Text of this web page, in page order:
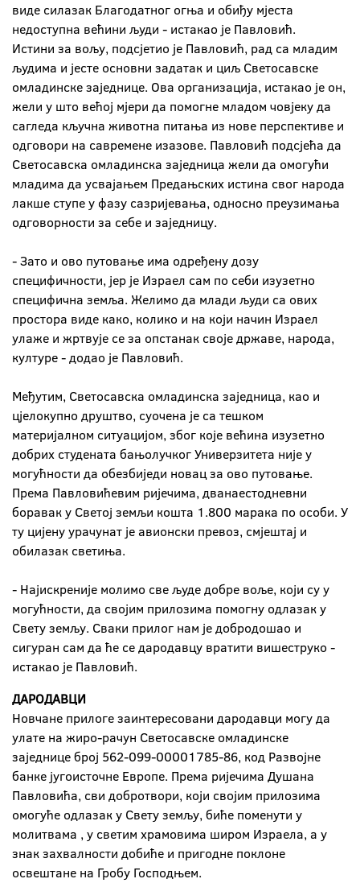
виде силазак Благодатног огња и обиђу мјеста
недоступна већини људи - истакао је Павловић.
Истини за вољу, подсјетио је Павловић, рад са младим
људима и јесте основни задатак и циљ Светосавске
омладинске заједнице. Ова организација, истакао је он,
жели у што већој мјери да помогне младом човјеку да
сагледа кључна животна питања из нове перспективе и
одговори на савремене изазове. Павловић подсјећа да
Светосавска омладинска заједница жели да омогући
младима да усвајањем Предањских истина свог народа
лакше ступе у фазу сазријевања, односно преузимања
одговорности за себе и заједницу.
- Зато и ово путовање има одређену дозу
специфичности, јер је Израел сам по себи изузетно
специфична земља. Желимо да млади људи са ових
простора виде како, колико и на који начин Израел
улаже и жртвује се за опстанак своје државе, народа,
културе - додао је Павловић.
Међутим, Светосавска омладинска заједница, као и
цјелокупно друштво, суочена је са тешком
материјалном ситуацијом, због које већина изузетно
добрих студената бањолучког Универзитета није у
могућности да обезбиједи новац за ово путовање.
Према Павловићевим ријечима, дванаестодневни
боравак у Светој земљи кошта 1.800 марака по особи. У
ту цијену урачунат је авионски превоз, смјештај и
обилазак светиња.
- Најискреније молимо све људе добре воље, који су у
могућности, да својим прилозима помогну одлазак у
Свету земљу. Сваки прилог нам је добродошао и
сигуран сам да ће се дародавцу вратити вишеструко -
истакао је Павловић.
ДАРОДАВЦИ
Новчане прилоге заинтересовани дародавци могу да
улате на жиро-рачун Светосавске омладинске
заједнице број 562-099-00001785-86, код Развојне
банке југоисточне Европе. Према ријечима Душана
Павловића, сви добротвори, који својим прилозима
омогуће одлазак у Свету земљу, биће поменути у
молитвама , у светим храмовима широм Израела, а у
знак захвалности добиће и пригодне поклоне
освештане на Гробу Господњем.